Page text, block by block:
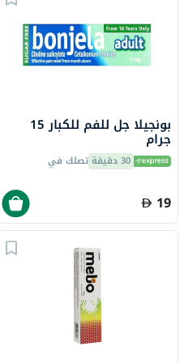
بونجيلا جل للفم للكبار 15
جرام
30 دقيقة تصلك في
19